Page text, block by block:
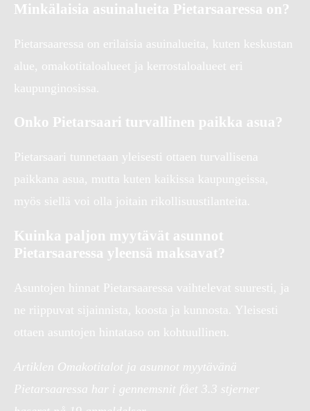
Minkälaisia asuinalueita Pietarsaaressa on?
Pietarsaaressa on erilaisia asuinalueita, kuten keskustan
alue, omakotitaloalueet ja kerrostaloalueet eri
kaupunginosissa.
Onko Pietarsaari turvallinen paikka asua?
Pietarsaari tunnetaan yleisesti ottaen turvallisena
paikkana asua, mutta kuten kaikissa kaupungeissa,
myös siellä voi olla joitain rikollisuustilanteita.
Kuinka paljon myytävät asunnot
Pietarsaaressa yleensä maksavat?
Asuntojen hinnat Pietarsaaressa vaihtelevat suuresti, ja
ne riippuvat sijainnista, koosta ja kunnosta. Yleisesti
ottaen asuntojen hintataso on kohtuullinen.
Artiklen Omakotitalot ja asunnot myytävänä
Pietarsaaressa har i gennemsnit fået 3.3 stjerner